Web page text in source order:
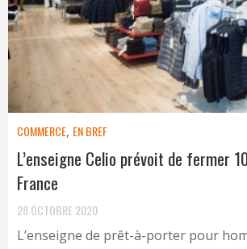
COMMERCE, EN BREF
L’enseigne Celio prévoit de fermer
France
28 OCTOBRE 2020
L’enseigne de prêt-à-porter pour